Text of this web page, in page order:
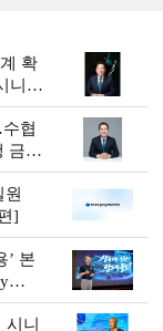
확
니어
협
금융
원
]
’ 본
니